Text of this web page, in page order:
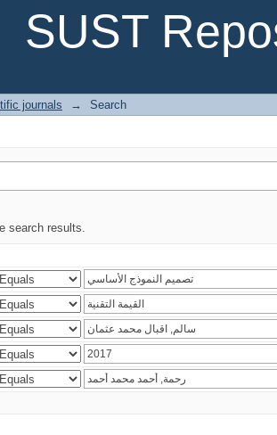
SUST
journals →
Search
search results.